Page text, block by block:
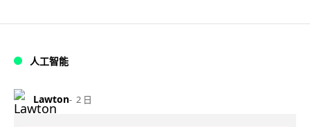
人工智能
Lawton 2 日